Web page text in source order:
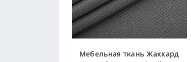
Мебельная ткань Жаккард